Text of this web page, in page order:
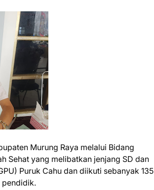
Murung Raya melalui Bidang
Sehat yang melibatkan jenjang SD dan
Puruk Cahu dan diikuti sebanyak 135
pendidik.